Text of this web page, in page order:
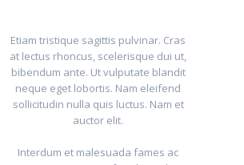
Etiam tristique sagittis pulvinar. Cras
at lectus rhoncus, scelerisque dui ut,
bibendum ante. Ut vulputate blandit
neque eget lobortis. Nam eleifend
sollicitudin nulla quis luctus. Nam et
auctor elit.
Interdum et malesuada fames ac